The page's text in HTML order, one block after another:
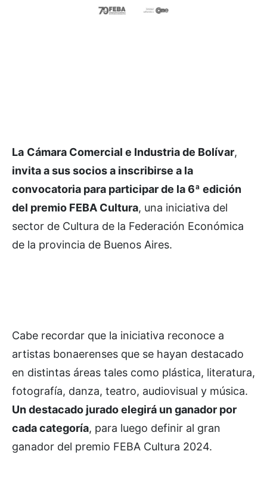
La Cámara Comercial e Industria de Bolívar,
invita a sus socios a inscribirse a la
convocatoria para participar de la 6ª edición
del premio FEBA Cultura, una iniciativa del
sector de Cultura de la Federación Económica
de la provincia de Buenos Aires.
Cabe recordar que la iniciativa reconoce a
artistas bonaerenses que se hayan destacado
en distintas áreas tales como plástica, literatura,
fotografía, danza, teatro, audiovisual y música.
Un destacado jurado elegirá un ganador por
cada categoría, para luego definir al gran
ganador del premio FEBA Cultura 2024.